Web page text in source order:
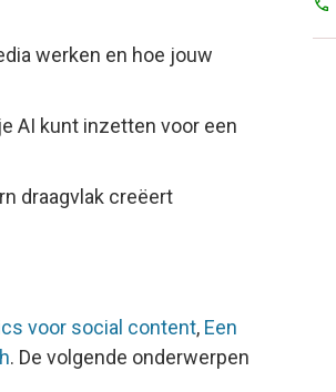
werken en hoe jouw
AI kunt inzetten voor een
draagvlak creëert
voor social content, Een
. De volgende onderwerpen